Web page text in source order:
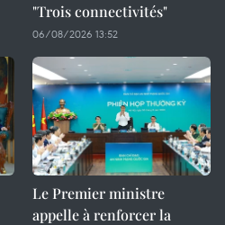
"Trois connectivités"
06/08/2026 13:52
Le Premier ministre
appelle à renforcer la